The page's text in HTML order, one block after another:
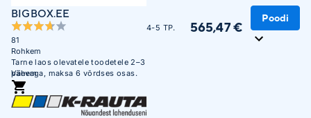
BIGBOX.EE
81
Rohkem
Tarne laos olevatele toodetele 2–3
päevaga, maksa 6 võrdses osas.
Vähem
4-5 TP. 565,47 €
Poodi